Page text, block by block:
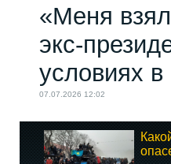
«Меня
условиях
07.07.2026 12:02